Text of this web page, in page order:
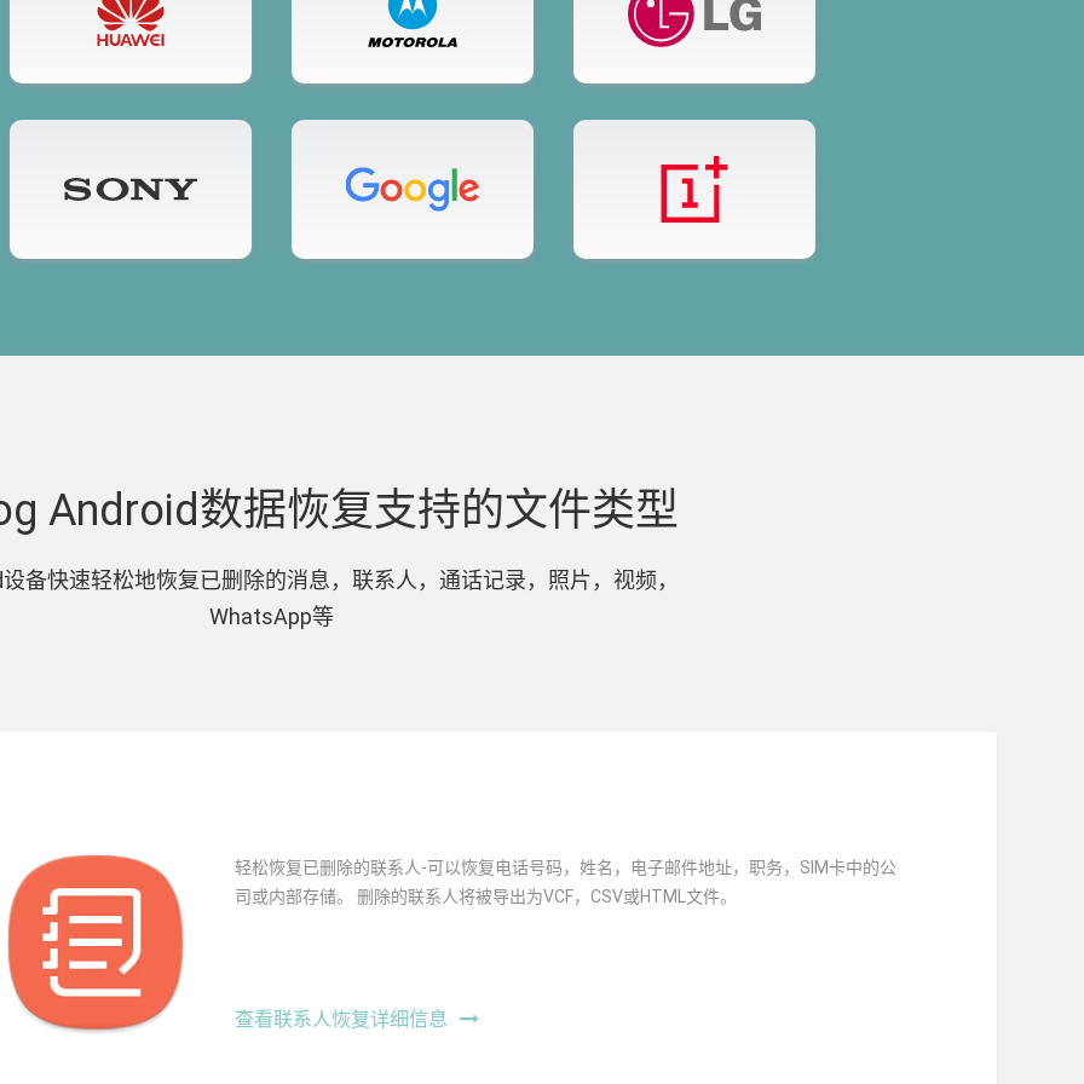
Android数据恢复支持的文件类型
备快速轻松地恢复已删除的消息，联系人，通话记录，照片，视频，
WhatsApp等
轻松恢复已删除的联系人-可以恢复电话号码，姓名，电子邮件地址，职务，SIM卡中的公
司或内部存储。 删除的联系人将被导出为VCF，CSV或HTML文件。
查看联系人恢复详细信息